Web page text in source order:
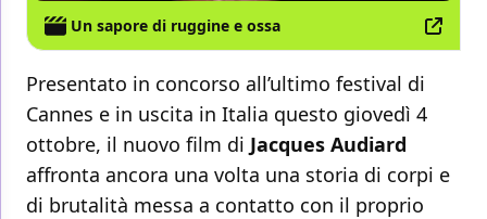
Un sapore di ruggine e ossa
Presentato in concorso all’ultimo festival di
Cannes e in uscita in Italia questo giovedì 4
ottobre, il nuovo film di Jacques Audiard
affronta ancora una volta una storia di corpi e
di brutalità messa a contatto con il proprio